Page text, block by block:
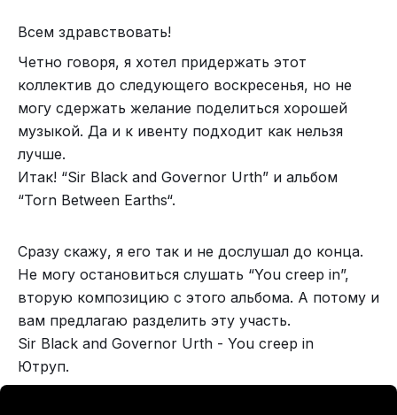
Всем здравствовать!
Четно говоря, я хотел придержать этот
коллектив до следующего воскресенья, но не
могу сдержать желание поделиться хорошей
музыкой. Да и к ивенту подходит как нельзя
лучше.
Итак! “Sir Black and Governor Urth” и альбом
“Torn Between Earths“.
Сразу скажу, я его так и не дослушал до конца.
Не могу остановиться слушать “You creep in”,
вторую композицию с этого альбома. А потому и
вам предлагаю разделить эту участь.
Sir Black and Governor Urth - You creep in
Ютруп.